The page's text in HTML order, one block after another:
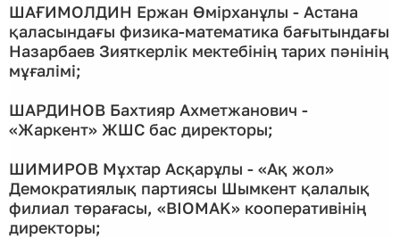
ШАҒИМОЛДИН Ержан Өмірханұлы - Астана
қаласындағы физика-математика бағытындағы
Назарбаев Зияткерлік мектебінің тарих пәнінің
мұғалімі;
ШАРДИНОВ Бахтияр Ахметжанович -
«Жаркент» ЖШС бас директоры;
ШИМИРОВ Мұхтар Асқарұлы - «Ақ жол»
Демократиялық партиясы Шымкент қалалық
филиал төрағасы, «BIOMAK» кооперативінің
директоры;